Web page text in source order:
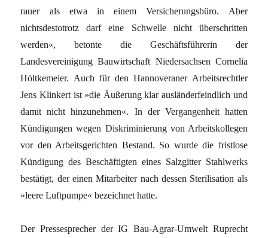
rauer als etwa in einem Versicherungsbüro. Aber
nichtsdestotrotz darf eine Schwelle nicht überschritten
werden«, betonte die Geschäftsführerin der
Landesvereinigung Bauwirtschaft Niedersachsen Cornelia
Höltkemeier. Auch für den Hannoveraner Arbeitsrechtler
Jens Klinkert ist »die Äußerung klar ausländerfeindlich und
damit nicht hinzunehmen«. In der Vergangenheit hatten
Kündigungen wegen Diskriminierung von Arbeitskollegen
vor den Arbeitsgerichten Bestand. So wurde die fristlose
Kündigung des Beschäftigten eines Salzgitter Stahlwerks
bestätigt, der einen Mitarbeiter nach dessen Sterilisation als
»leere Luftpumpe« bezeichnet hatte.
Der Pressesprecher der IG Bau-Agrar-Umwelt Ruprecht